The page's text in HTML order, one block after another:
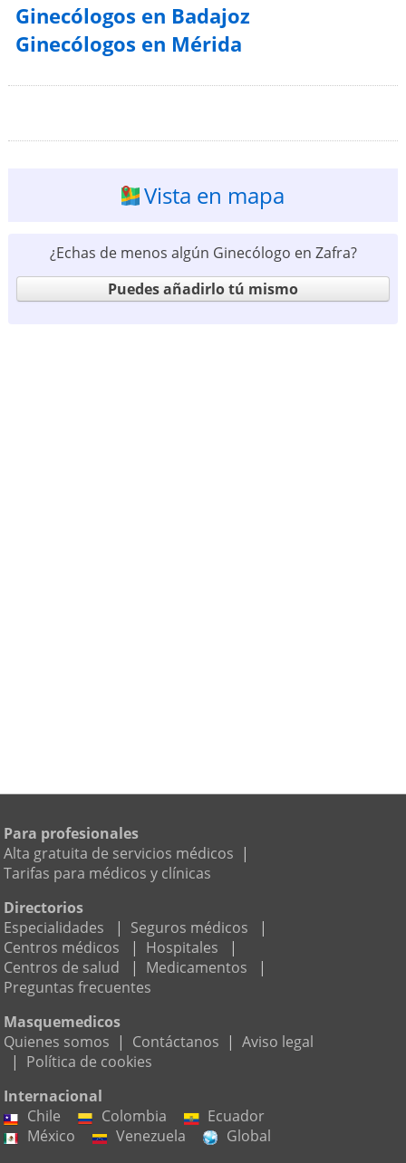
Ginecólogos en Badajoz
Ginecólogos en Mérida
Vista en mapa
¿Echas de menos algún Ginecólogo en Zafra?
Puedes añadirlo tú mismo
Para profesionales
Alta gratuita de servicios médicos |
Tarifas para médicos y clínicas
Directorios
Especialidades
| Seguros médicos
|
Centros médicos
| Hospitales
|
Centros de salud
| Medicamentos
|
Preguntas frecuentes
Masquemedicos
Quienes somos | Contáctanos | Aviso legal
| Política de cookies
Internacional
Chile
Colombia
Ecuador
México
Venezuela
Global